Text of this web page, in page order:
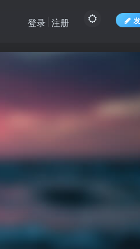
登录 注册